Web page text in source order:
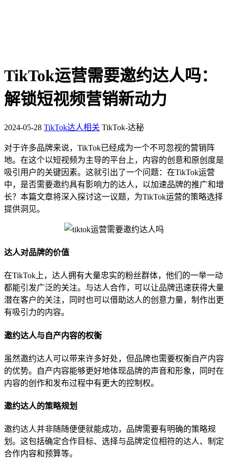
TikTok运营需要邀约达人吗：
解锁短视频营销新动力
2024-05-28 TikTok达人相关 TikTok-达秘
对于许多品牌来说，TikTok已经成为一个不可忽视的营销阵
地。在这个以短视频为主导的平台上，内容的创意和原创度是
吸引用户的关键因素。这就引出了一个问题：在TikTok运营
中，是否需要邀约具有影响力的达人，以加速品牌的推广和增
长？本篇文章将深入探讨这一议题，为TikTok运营的策略选择
提供洞见。
达人对品牌的价值
在TikTok上，达人拥有大量忠实的粉丝群体，他们的一举一动
都能引发广泛的关注。与达人合作，可以让品牌迅速获得大量
潜在客户的关注，同时也可以借助达人的创意力量，制作出更
有吸引力的内容。
邀约达人与自产内容的权衡
虽然邀约达人可以带来许多好处，但品牌也需要权衡自产内容
的优势。自产内容能够更好地体现品牌的声音和形象，同时在
内容的创作和发布过程中有更大的控制权。
邀约达人的策略规划
邀约达人并非随随便便就能成功，品牌需要有明确的策略规
划。这包括确定合作目标、选择与品牌定位相符的达人、制定
合作内容和预算等。